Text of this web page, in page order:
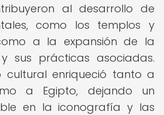
al desarrollo de
como los templos y
a la expansión de la
sus prácticas asociadas.
cultural enriqueció tanto a
a Egipto, dejando un
en la iconografía y las